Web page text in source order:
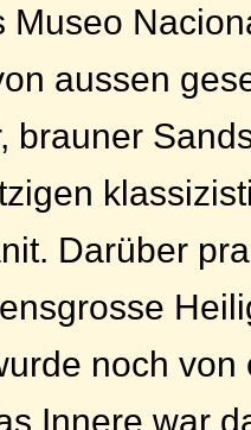
Museo
aussen
brauner
Darüber
noch von
Innere war